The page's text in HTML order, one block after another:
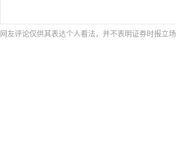
网友评论仅供其表达个人看法，并不表明证券时报立场